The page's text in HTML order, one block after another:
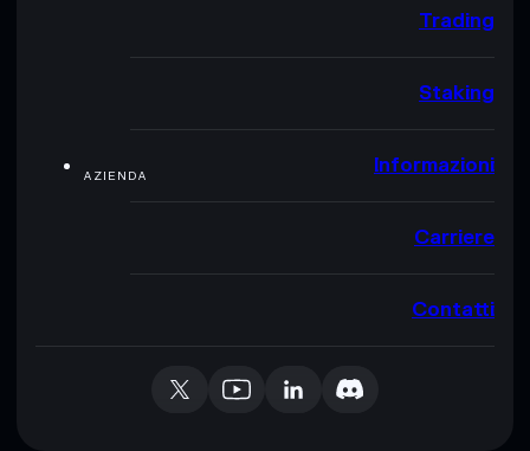
Trading
Staking
AZIENDA Informazioni
Carriere
Contatti